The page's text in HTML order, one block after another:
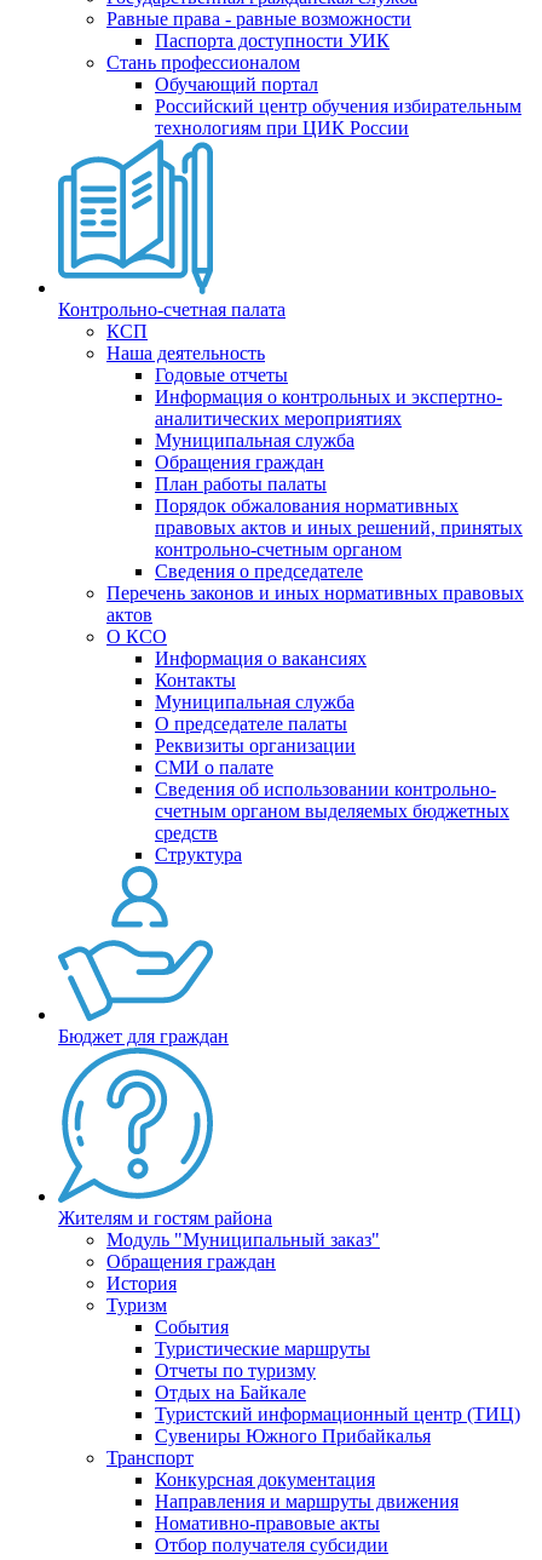
Равные права - равные возможности
Паспорта доступности УИК
Стань профессионалом
Обучающий портал
Российский центр обучения избирательным
технологиям при ЦИК России
Контрольно-счетная палата
КСП
Наша деятельность
Годовые отчеты
Информация о контрольных и экспертно-
аналитических мероприятиях
Муниципальная служба
Обращения граждан
План работы палаты
Порядок обжалования нормативных
правовых актов и иных решений, принятых
контрольно-счетным органом
Сведения о председателе
Перечень законов и иных нормативных правовых
актов
О КСО
Информация о вакансиях
Контакты
Муниципальная служба
О председателе палаты
Реквизиты организации
СМИ о палате
Сведения об использовании контрольно-
счетным органом выделяемых бюджетных
средств
Структура
Бюджет для граждан
Жителям и гостям района
Модуль "Муниципальный заказ"
Обращения граждан
История
Туризм
События
Туристические маршруты
Отчеты по туризму
Отдых на Байкале
Туристский информационный центр (ТИЦ)
Сувениры Южного Прибайкалья
Транспорт
Конкурсная документация
Направления и маршруты движения
Номативно-правовые акты
Отбор получателя субсидии